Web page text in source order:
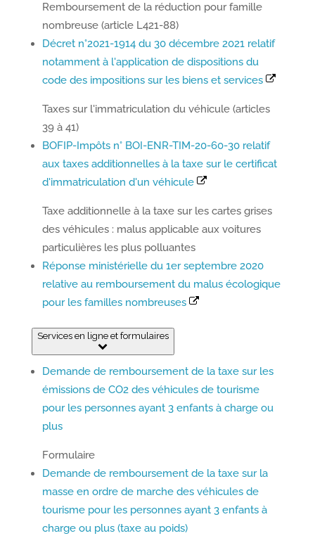
Remboursement de la réduction pour famille
nombreuse (article L421-88)
Décret n°2021-1914 du 30 décembre 2021 relatif
notamment à l'application de dispositions du
code des impositions sur les biens et services
Taxes sur l'immatriculation du véhicule (articles
39 à 41)
BOFIP-Impôts n° BOI-ENR-TIM-20-60-30 relatif
aux taxes additionnelles à la taxe sur le certificat
d'immatriculation d'un véhicule
Taxe additionnelle à la taxe sur les cartes grises
des véhicules : malus applicable aux voitures
particulières les plus polluantes
Réponse ministérielle du 1er septembre 2020
relative au remboursement du malus écologique
pour les familles nombreuses
Services en ligne et formulaires
Demande de remboursement de la taxe sur les
émissions de CO2 des véhicules de tourisme
pour les personnes ayant 3 enfants à charge ou
plus
Formulaire
Demande de remboursement de la taxe sur la
masse en ordre de marche des véhicules de
tourisme pour les personnes ayant 3 enfants à
charge ou plus (taxe au poids)